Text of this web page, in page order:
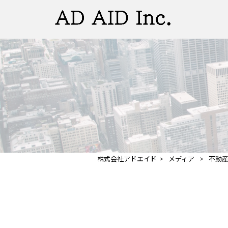
株式会社アドエイド > メディア > 不動産